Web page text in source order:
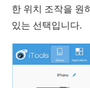
한 위치 조작을 원
있는 선택입니다.